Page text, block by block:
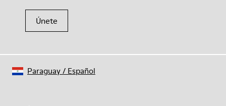
Únete
Paraguay/ Español